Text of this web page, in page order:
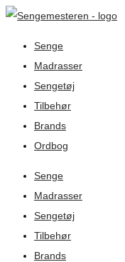
Senge
Madrasser
Sengetøj
Tilbehør
Brands
Ordbog
Senge
Madrasser
Sengetøj
Tilbehør
Brands